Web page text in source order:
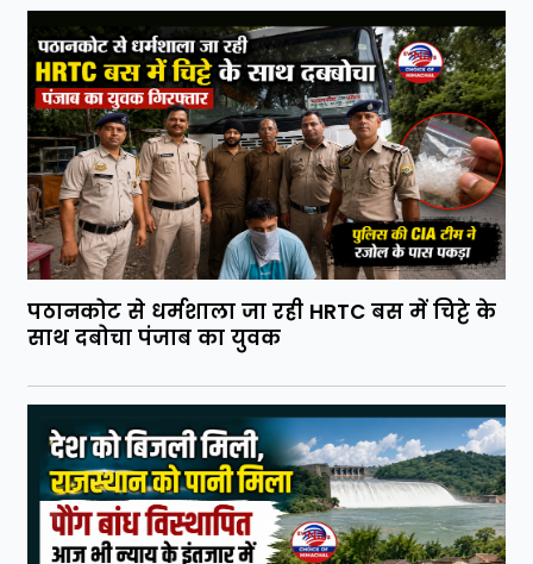
पठानकोट से धर्मशाला जा रही HRTC बस में चिट्टे के
साथ दबोचा पंजाब का युवक